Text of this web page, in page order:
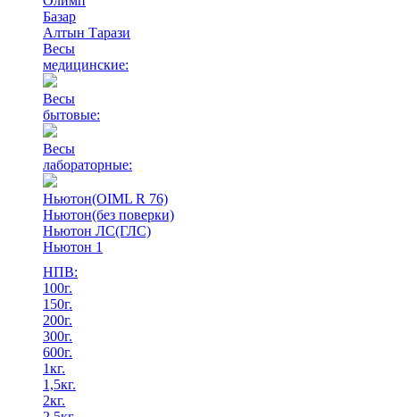
Базар
Алтын Тарази
Весы
медицинские:
Весы
бытовые:
Весы
лабораторные:
Ньютон(OIML R 76)
Ньютон(без поверки)
Ньютон ЛС(ГЛС)
Ньютон 1
НПВ:
100г.
150г.
200г.
300г.
600г.
1кг.
1,5кг.
2кг.